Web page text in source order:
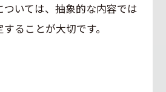
いては、抽象的な内容では
ることが大切です。